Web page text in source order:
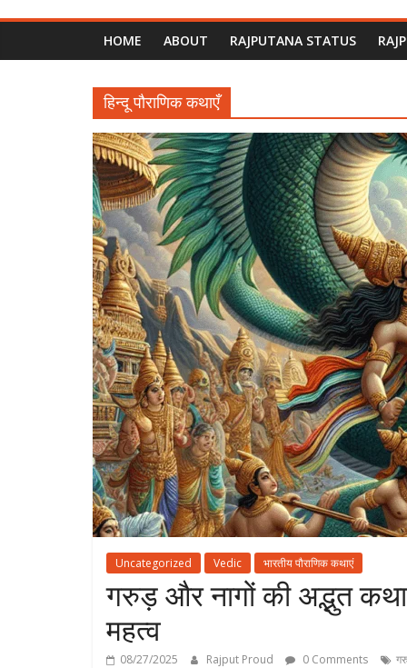
HOME ABOUT RAJPUTANA STATUS
हिन्दू पौराणिक कथाएँ
Uncategorized Vedic भारतीय पौराणिक कथाएं
गरुड़ और नागों की अद्भुत
महत्व
08/27/2025 Rajput Proud 0 Comments